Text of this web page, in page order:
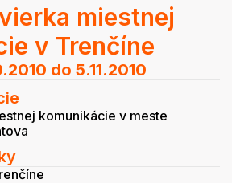
miestnej
v Trenčíne
do 5.11.2010
komunikácie v meste